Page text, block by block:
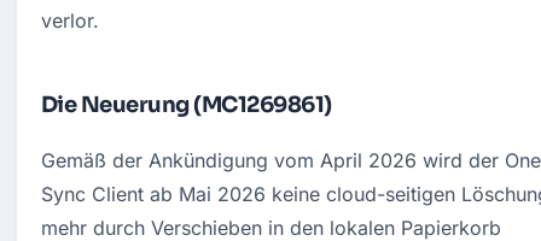
verlor.
Die Neuerung (MC1269861)
Gemäß der Ankündigung vom April 2026 wird der
Sync Client ab Mai 2026 keine cloud-seitigen
mehr durch Verschieben in den lokalen Papierkorb